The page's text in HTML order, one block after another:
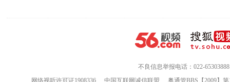
不良信息举报电话：022-65303888
网络视听许可证1908336
中国互联网诚信联盟
粤通管BBS【2009】